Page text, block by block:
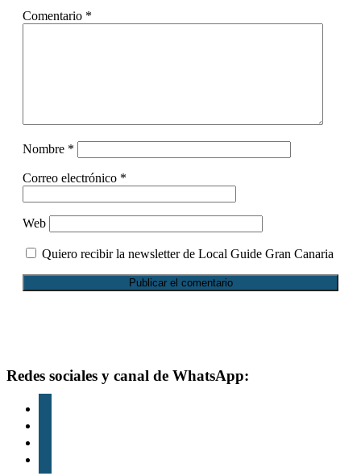
Comentario *
Nombre *
Correo electrónico *
Web
Quiero recibir la newsletter de Local Guide Gran Canaria
Footer
Redes sociales y canal de WhatsApp: